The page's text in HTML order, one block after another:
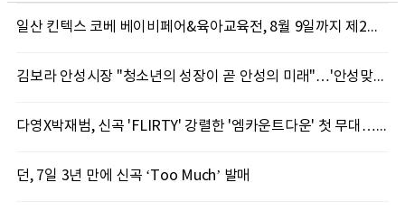
일산 킨텍스 코베 베이비페어&육아교육전, 8월 9일까지 제2전시장서 진행
김보라 안성시장 "청소년의 성장이 곧 안성의 미래"…'안성맞춤 스터디랩 구포' 첫걸음
다영X박재범, 신곡 'FLIRTY' 강렬한 '엠카운트다운' 첫 무대…7일 '뮤직뱅크' 출격
던, 7일 3년 만에 신곡 ‘Too Much’ 발매